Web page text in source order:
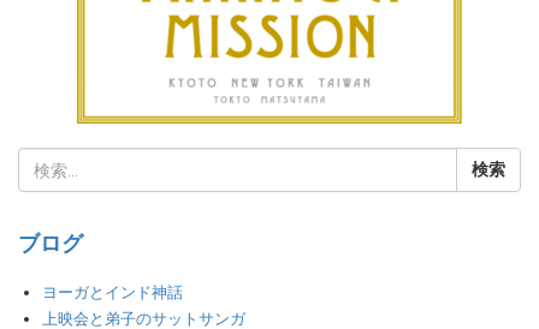
ブログ
ヨーガとインド神話
上映会と弟子のサットサンガ